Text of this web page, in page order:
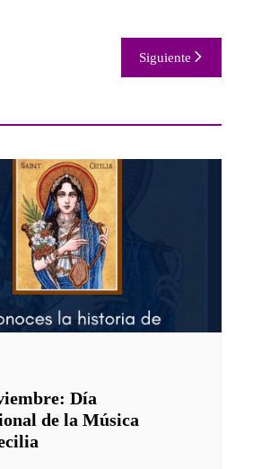
Siguiente
Día
de la Música